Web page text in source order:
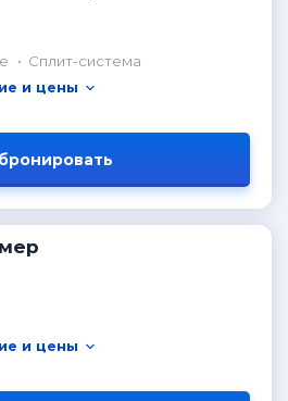
Сплит-система
и цены
и цены